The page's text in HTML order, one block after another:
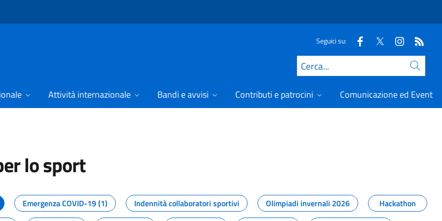
Seguici su:
Cerca
Attività internazionale Bandi e avvisi Contributi e patrocini Comunicazione ed Eventi
lo sport
dal Dipartimento per lo sport
Emergenza COVID-19 (1) Indennità collaboratori sportivi Olimpiadi invernali 2026
Hackathon